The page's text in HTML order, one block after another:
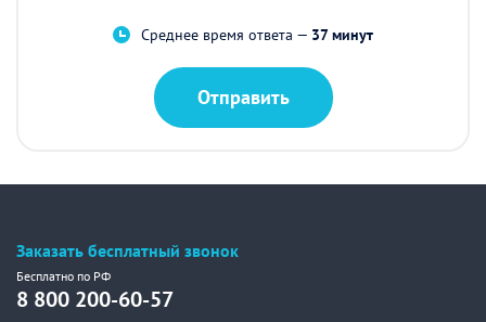
Среднее время ответа — 37 минут
Отправить
Заказать бесплатный звонок
Бесплатно по РФ
8 800 200-60-57